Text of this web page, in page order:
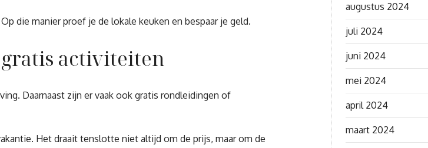
die manier proef je de lokale keuken en bespaar je geld.
activiteiten
Daarnaast zijn er vaak ook gratis rondleidingen of
Het draait tenslotte niet altijd om de prijs, maar om de
augustus 2024
juli 2024
juni 2024
mei 2024
april 2024
maart 2024